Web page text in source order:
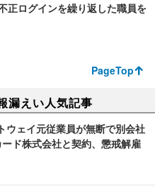
正ログインを繰り返した職員を
PageTop
漏えい人気記事
ウェイ元従業員が無断で別会社
ド株式会社と契約、懲戒解雇